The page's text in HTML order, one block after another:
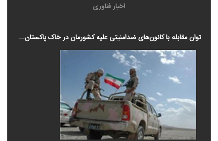
اخبار فناوری
توان مقابله با کانون‌های ضدامنیتی علیه کشورمان در خاک پاکستان...